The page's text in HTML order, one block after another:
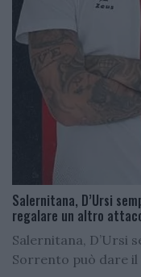
Salernitana, D’Ursi
regalare un altro
Salernitana, D’Ursi
Sorrento può dare il